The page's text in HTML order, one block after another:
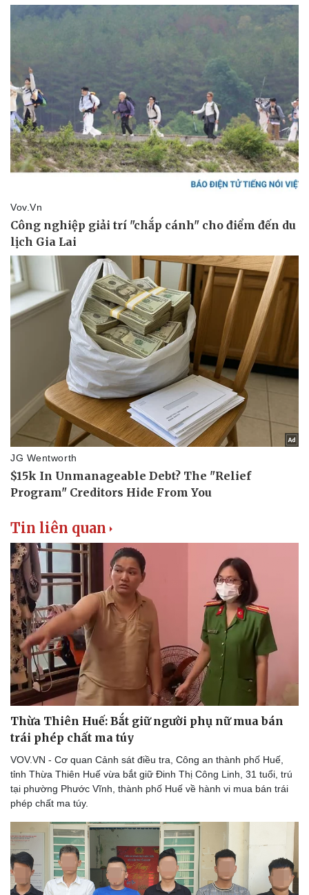
Pháp luật
Vụ án
Tin nóng
Tư vấn luật
Quân sự - Quốc phòng
Vũ khí
Việt Nam
Phân tích
Tin liên quan
Thừa Thiên Huế: Bắt giữ người phụ nữ mua bán
trái phép chất ma túy
VOV.VN - Cơ quan Cảnh sát điều tra, Công an thành phố Huế,
tỉnh Thừa Thiên Huế vừa bắt giữ Đinh Thị Công Linh, 31 tuổi, trú
tại phường Phước Vĩnh, thành phố Huế về hành vi mua bán trái
phép chất ma túy.